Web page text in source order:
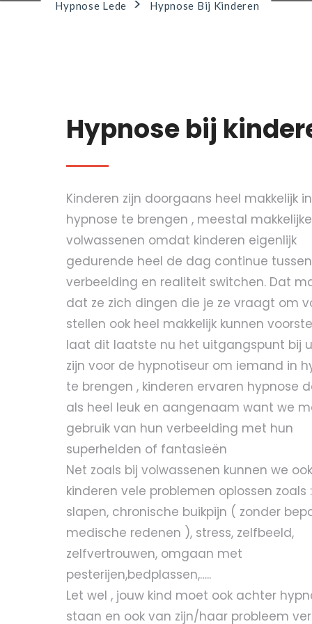
Hypnose Lede > Hypnose Bij Kinderen
Hypnose bij
Kinderen zijn doorgaans heel makkelijk in
hypnose te brengen , meestal
volwassenen omdat kinderen eigenlijk
gedurende heel de dag continue tussen
verbeelding en realiteit switchen. Dat
dat ze zich dingen die je ze vraagt om
stellen ook heel makkelijk kunnen
laat dit laatste nu het uitgangspunt bij
zijn voor de hypnotiseur om iemand in
te brengen , kinderen ervaren hypnose
als heel leuk en aangenaam want we
gebruik van hun verbeelding met hun
superhelden of fantasieën
Net zoals bij volwassenen kunnen we
kinderen vele problemen oplossen zoals
slapen, chronische buikpijn ( zonder
medische redenen ), stress, zelfbeeld,
zelfvertrouwen, omgaan met
pesterijen,bedplassen,…..
Let wel , jouw kind moet ook achter
staan en ook van zijn/haar probleem